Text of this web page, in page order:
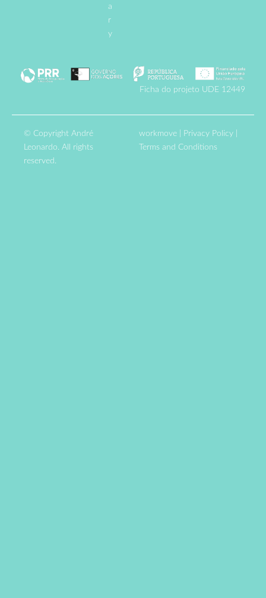
a
r
y
Ficha do projeto UDE 12449
© Copyright André
Leonardo. All rights
reserved.
workmove Privacy Policy
Terms and Conditions